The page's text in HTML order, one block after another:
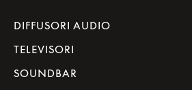
DIFFUSORI AUDIO
TELEVISORI
SOUNDBAR